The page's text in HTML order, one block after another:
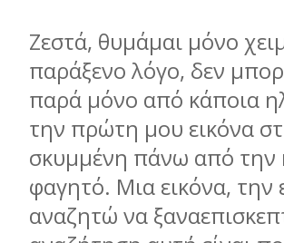
Ζεστά, θυμάμαι μόνο
παράξενο λόγο, δεν
παρά μόνο από κάποια
την πρώτη μου εικόνα
σκυμμένη πάνω από την
φαγητό. Μια εικόνα, την
αναζητώ να